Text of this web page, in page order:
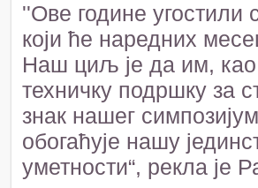
''Ове године угостили
који ће наредних
Наш циљ је да им, као
техничку подршку за
знак нашег
обогаћује нашу
уметности“, рекла је